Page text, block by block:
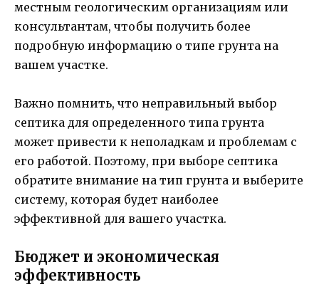
местным геологическим организациям или
консультантам, чтобы получить более
подробную информацию о типе грунта на
вашем участке.
Важно помнить, что неправильный выбор
септика для определенного типа грунта
может привести к неполадкам и проблемам с
его работой. Поэтому, при выборе септика
обратите внимание на тип грунта и выберите
систему, которая будет наиболее
эффективной для вашего участка.
Бюджет и экономическая
эффективность